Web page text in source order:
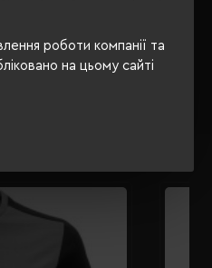
роботи компанії та
на цьому сайті